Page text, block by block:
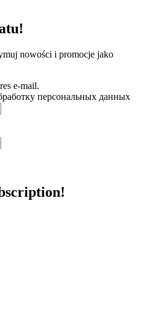
nowości i promocje jako
e-mail.
персональных данных